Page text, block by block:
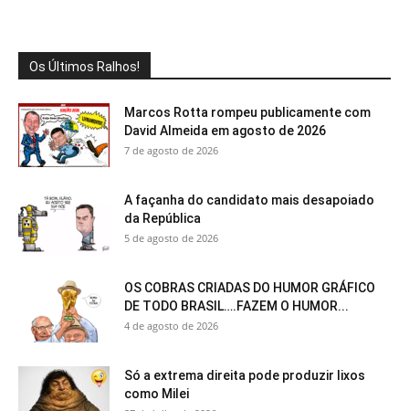
Os Últimos Ralhos!
Marcos Rotta rompeu publicamente com
David Almeida em agosto de 2026
7 de agosto de 2026
A façanha do candidato mais desapoiado
da República
5 de agosto de 2026
OS COBRAS CRIADAS DO HUMOR GRÁFICO
DE TODO BRASIL….FAZEM O HUMOR...
4 de agosto de 2026
Só a extrema direita pode produzir lixos
como Milei